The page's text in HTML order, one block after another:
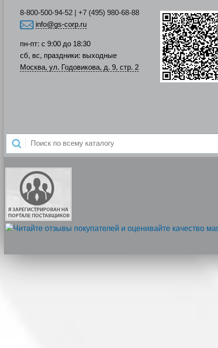
8-800-500-94-52 | +7 (495) 980-68-88
info@gs-corp.ru
пн-пт: с 9:00 до 18:30
сб, вс, праздники: выходные
Москва, ул. Годовикова, д. 9, стр. 2